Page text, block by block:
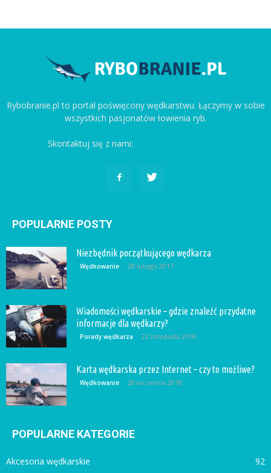
Rybobranie.pl to portal poświęcony wędkarstwu. Łączymy w sobie
wszystkich pasjonatów łowienia ryb.
Skontaktuj się z nami:
POPULARNE POSTY
Niezbędnik początkującego wędkarza
Wędkowanie 28 lutego 2017
Wiadomości wędkarskie – gdzie znaleźć przydatne
informacje dla wędkarzy?
Porady wędkarza 22 listopada 2018
Karta wędkarska przez Internet – czy to możliwe?
Wędkowanie 28 września 2018
POPULARNE KATEGORIE
Akcesoria wędkarskie 92